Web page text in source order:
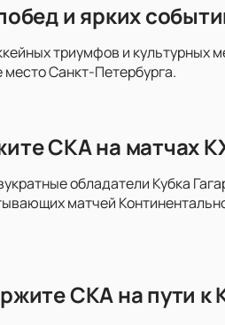
и ярких
триумфов и культурных
место Санкт-Петербурга.
СКА на матчах
обладатели Кубка
матчей
СКА на пути к